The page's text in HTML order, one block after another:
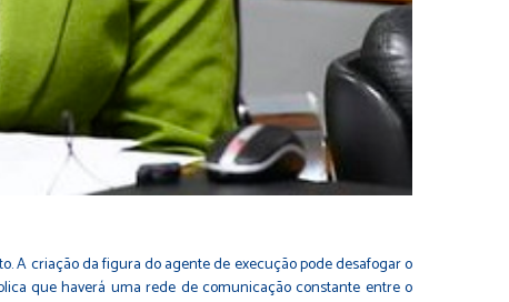
A criação da figura do agente de execução pode desafogar o
que haverá uma rede de comunicação constante entre o